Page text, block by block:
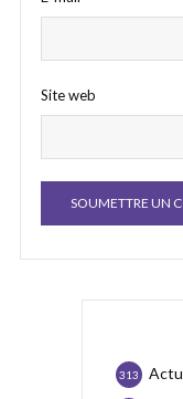
Site web
Actu
313